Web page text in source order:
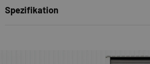
Spezifikation